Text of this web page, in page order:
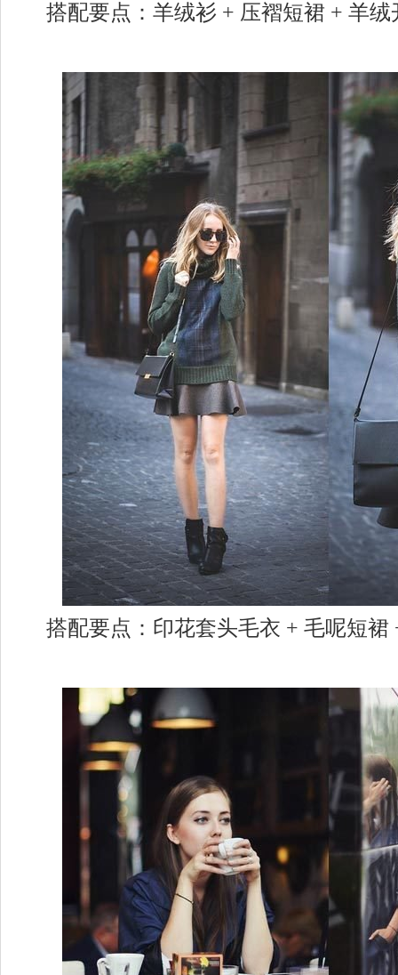
搭配要点：羊绒衫 + 压褶短裙 + 羊
搭配要点：印花套头毛衣 + 毛呢短裙